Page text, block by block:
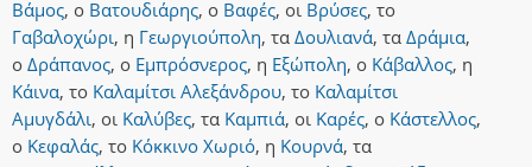
Βάμος, ο Βατουδιάρης, ο Βαφές, οι Βρύσες, το
Γαβαλοχώρι, η Γεωργιούπολη, τα Δουλιανά, τα Δράμια,
ο Δράπανος, ο Εμπρόσνερος, η Εξώπολη, ο Κάβαλλος, η
Κάινα, το Καλαμίτσι Αλεξάνδρου, το Καλαμίτσι
Αμυγδάλι, οι Καλύβες, τα Καμπιά, οι Καρές, ο Κάστελλος,
ο Κεφαλάς, το Κόκκινο Χωριό, η Κουρνά, τα